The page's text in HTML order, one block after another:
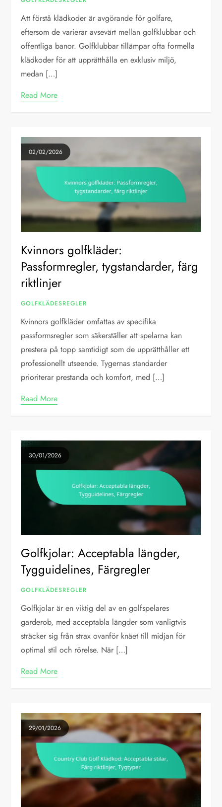
Att förstå klädkoder är avgörande för golfare,
eftersom de varierar avsevärt mellan golfklubbar och
offentliga banor. Golfklubbar tillämpar ofta formella
klädkoder för att upprätthålla en exklusiv miljö,
medan […]
Read More
02/02/2026
Kvinnors golfkläder:
Passformregler, tygstandarder, färg
riktlinjer
GOLFKLÄDESREGLER
Kvinnors golfkläder omfattas av specifika
passformsregler som säkerställer att spelarna kan
prestera på topp samtidigt som de upprätthåller ett
professionellt utseende. Tygernas standarder
prioriterar prestanda och komfort, med […]
Read More
30/01/2026
Golfkjolar: Acceptabla längder,
Tygguidelines, Färgregler
GOLFKLÄDESREGLER
Golfkjolar är en viktig del av en golfspelares
garderob, med acceptabla längder som vanligtvis
sträcker sig från strax ovanför knäet till midjan för
optimal stil och rörelse. När […]
Read More
29/01/2026